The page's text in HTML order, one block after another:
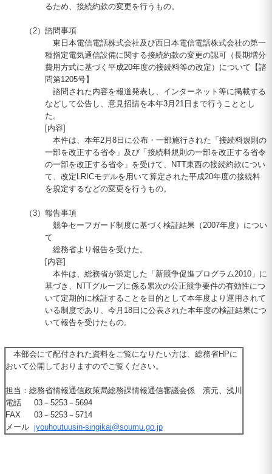
るため、接続約款の変更を行うもの。
（2） 諮問事項
東日本電信電話株式会社及び西日本電信電話株式会社の第一
種指定電気通信設備に関する接続約款の変更の認可（長期増分
費用方式に基づく平成20年度の接続料等の改定）について【諮
問第1205号】
諮問された内容を報道発表し、インターネット等に掲載する
などして公告し、意見招請を本年3月 21日まで行うこととし
た。
[内容]
本件は、本年2月8日に公布・一部施行された「接続料規則の
一部を改正する省令」及び「接続料規則の一部を改正する省令
の一部を改正する省令」を受けて、
NTT東西の接続約款につい
て、改定 LRICモデルを用いて算定された平成20年度の接続料
を規定するなどの変更を行うもの。
（3） 報告事項
競争セーフガード制度に基づく検証結果（2007年度）につい
て
総務省より報告を受けた。
[内容]
本件は、総務省が策定した「新競争促進プログラム2010」に
基づき、
NTTグループに係る累次の公正競争要件の有効性につ
いて定期的に検証することを目的として本年度より運用されて
いる制度であり、今月 18日に公表された本年度の検証結果につ
いて報告を受けたもの。
本部会にて配付された資料をご覧になりたい方は、総務省HPに
おいて公開しておりますのでご覧ください。
担当：総務省情報通信政策局総務課情報通信審議会係 濱元、浅川
電話
03－ 5253－ 5694
FAX
03－ 5253－ 5714
メール jyouhoutuusin-singikai@soumu.go.jp